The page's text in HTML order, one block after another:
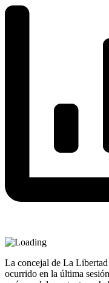
La concejal de La
ocurrido en la última